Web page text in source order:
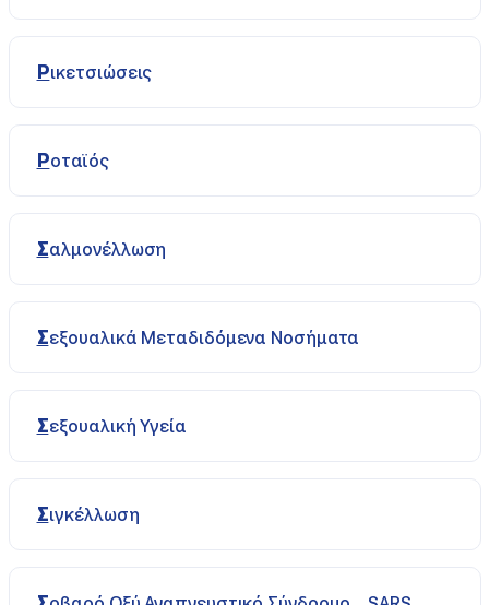
Ρικετσιώσεις
Ροταϊός
Σαλμονέλλωση
Σεξουαλικά Μεταδιδόμενα Νοσήματα
Σεξουαλική Υγεία
Σιγκέλλωση